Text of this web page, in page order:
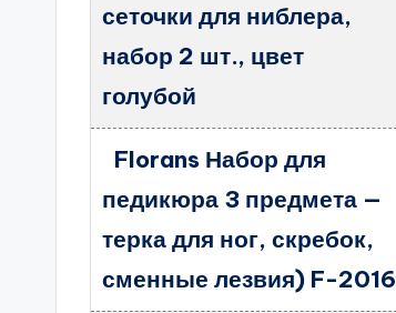
сеточки для ниблера,
набор 2 шт., цвет
голубой
Florans Набор для
педикюра 3 предмета —
терка для ног, скребок,
сменные лезвия) F-2016